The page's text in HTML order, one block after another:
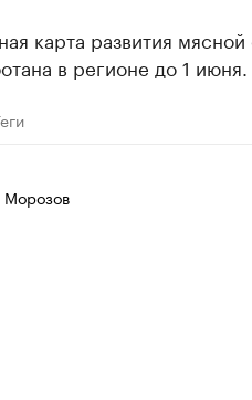
карта развития
в регионе до 1 июня.
Морозов